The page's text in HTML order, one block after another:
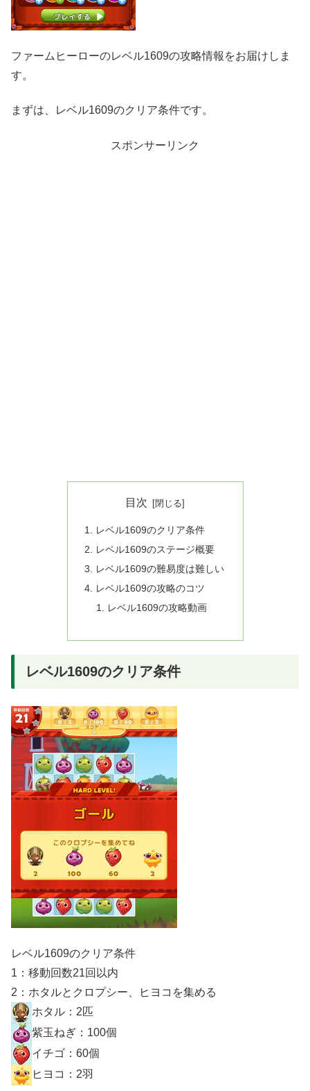
ファームヒーローのレベル1609の攻略情報をお届けしま
す。
まずは、レベル1609のクリア条件です。
スポンサーリンク
目次
レベル1609のクリア条件
レベル1609のステージ概要
レベル1609の難易度は難しい
レベル1609の攻略のコツ
レベル1609の攻略動画
レベル1609のクリア条件
レベル1609のクリア条件
1：移動回数21回以内
2：ホタルとクロプシー、ヒヨコを集める
ホタル：2匹
紫玉ねぎ：100個
イチゴ：60個
ヒヨコ：2羽